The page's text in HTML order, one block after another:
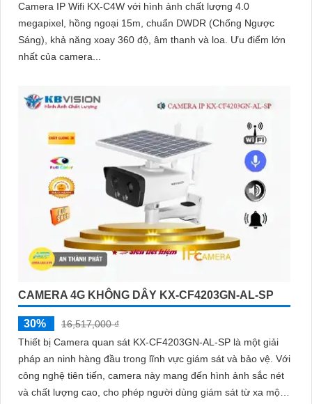
Camera IP Wifi KX-C4W với hình ảnh chất lượng 4.0
megapixel, hồng ngoại 15m, chuẩn DWDR (Chống Ngược
Sáng), khả năng xoay 360 độ, âm thanh và loa. Ưu điểm lớn
nhất của camera...
CAMERA 4G KHÔNG DÂY KX-CF4203GN-AL-SP
30%
16,517,000 ₫
Thiết bị Camera quan sát KX-CF4203GN-AL-SP là một giải
pháp an ninh hàng đầu trong lĩnh vực giám sát và bảo vệ. Với
công nghệ tiên tiến, camera này mang đến hình ảnh sắc nét
và chất lượng cao, cho phép người dùng giám sát từ xa một